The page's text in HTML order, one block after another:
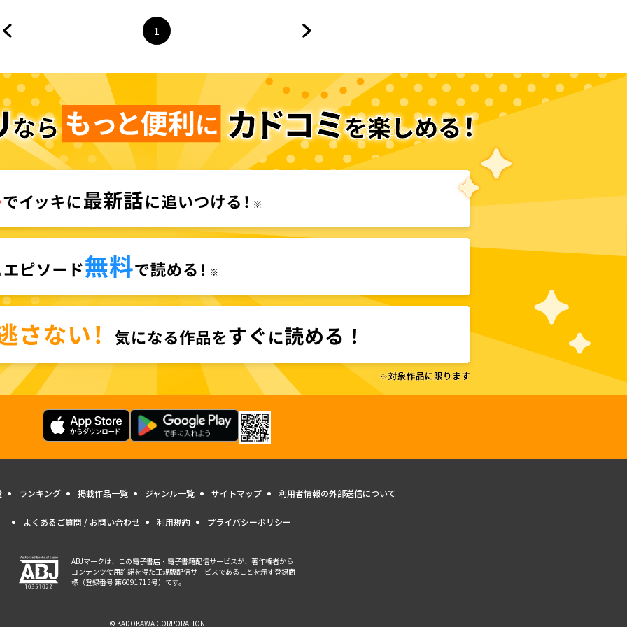
ページ
1
へ
ランキング 掲載作品一覧 ジャンル一覧 サイトマップ 利用者情報の外部送信について
よくあるご質問 / お問い合わせ 利用規約 プライバシーポリシー
ABJマークは、この電子書店・電子書籍配信サービスが、著作権者から
コンテンツ使用許諾を得た正規版配信サービスであることを示す登録商
標（登録番号 第6091713号）です。
© KADOKAWA CORPORATION